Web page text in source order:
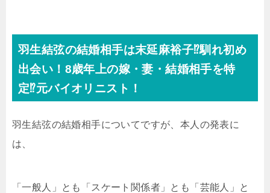
羽生結弦の結婚相手は末延麻裕子⁉馴れ初め
出会い！8歳年上の嫁・妻・結婚相手を特
定⁉元バイオリニスト！
羽生結弦の結婚相手についてですが、本人の発表に
は、
「一般人」とも「スケート関係者」とも「芸能人」と